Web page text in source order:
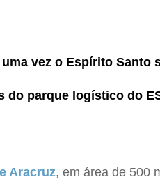
vez o Espírito Santo
do parque logístico do
Aracruz, em área de 500